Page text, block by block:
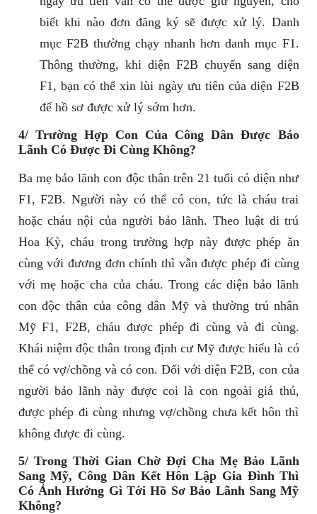
biết khi nào đơn đăng ký sẽ được xử lý. Danh
mục F2B thường chạy nhanh hơn danh mục F1.
Thông thường, khi diện F2B chuyển sang diện
F1, bạn có thể xin lùi ngày ưu tiên của diện F2B
để hồ sơ được xử lý sớm hơn.
4/ Trường Hợp Con Của Công Dân Được Bảo
Lãnh Có Được Đi Cùng Không?
Ba mẹ bảo lãnh con độc thân trên 21 tuổi có diện như
F1, F2B. Người này có thể có con, tức là cháu trai
hoặc cháu nội của người bảo lãnh. Theo luật di trú
Hoa Kỳ, cháu trong trường hợp này được phép ăn
cùng với đương đơn chính thì vẫn được phép đi cùng
với mẹ hoặc cha của cháu. Trong các diện bảo lãnh
con độc thân của công dân Mỹ và thường trú nhân
Mỹ F1, F2B, cháu được phép đi cùng và đi cùng.
Khái niệm độc thân trong định cư Mỹ được hiểu là có
thể có vợ/chồng và có con. Đối với diện F2B, con của
người bảo lãnh này được coi là con ngoài giá thú,
được phép đi cùng nhưng vợ/chồng chưa kết hôn thì
không được đi cùng.
5/ Trong Thời Gian Chờ Đợi Cha Mẹ Bảo Lãnh
Sang Mỹ, Công Dân Kết Hôn Lập Gia Đình Thì
Có Ảnh Hưởng Gì Tới Hồ Sơ Bảo Lãnh Sang Mỹ
Không?